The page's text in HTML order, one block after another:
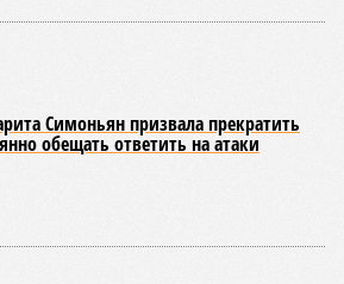
социальный эксперимент»